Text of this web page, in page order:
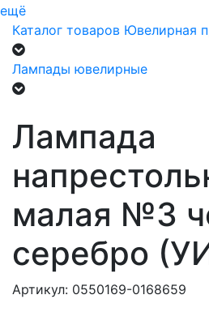
ещё
Каталог товаров Ювелирная
Лампады ювелирные
Лампада
малая №3
серебро
Артикул: 0550169-0168659